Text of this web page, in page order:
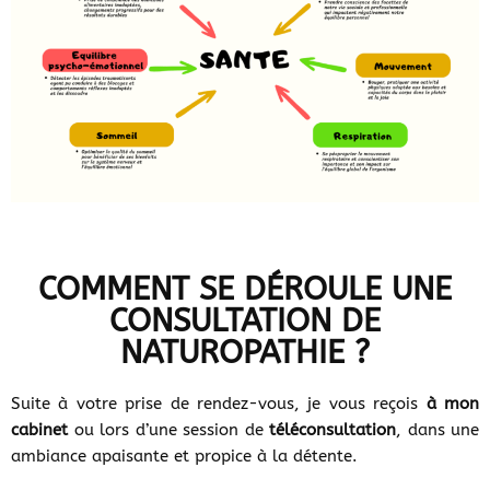
COMMENT SE DÉROULE UNE
CONSULTATION DE
NATUROPATHIE ?
Suite à votre prise de rendez-vous, je vous reçois à mon
cabinetou lors d’une session de téléconsultation, dans une
ambiance apaisante et propice à la détente.